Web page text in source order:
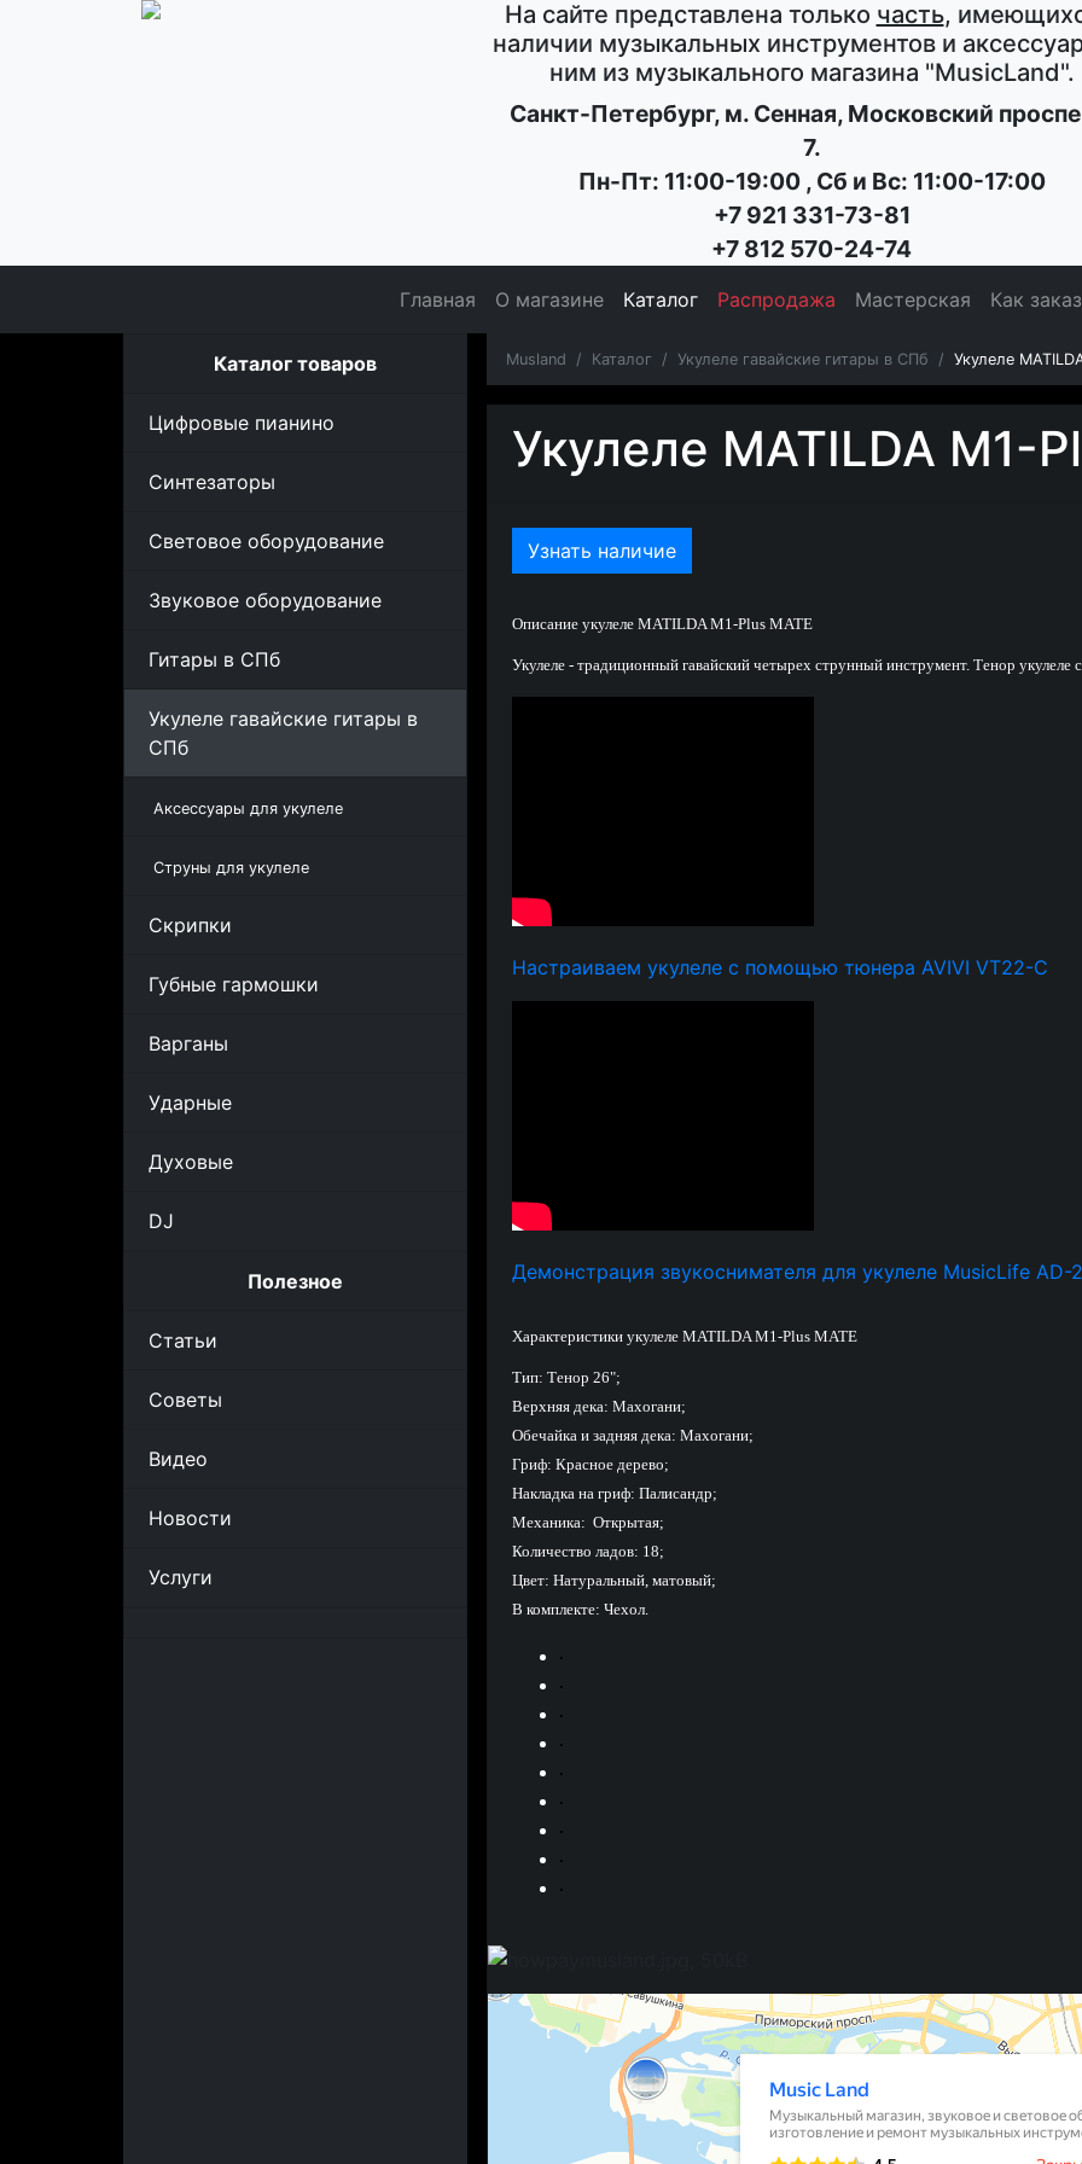
На сайте представлена только часть,
наличии музыкальных инструментов и
ним из музыкального магазина "MusicLand".
Санкт-Петербург, м. Сенная, Московский
7.
Пн-Пт: 11:00-19:00 , Сб и Вс: 11:00-17:00
+7 921 331-73-81
+7 812 570-24-74
Главная О магазине Каталог Распродажа Мастерская Как
Каталог товаров
Цифровые пианино
Синтезаторы
Световое оборудование
Звуковое оборудование
Гитары в СПб
Укулеле гавайские гитары в
СПб
Аксессуары для укулеле
Струны для укулеле
Скрипки
Губные гармошки
Варганы
Ударные
Духовые
DJ
Полезное
Статьи
Советы
Видео
Новости
Услуги
Musland Каталог Укулеле гавайские гитары в СПб Укулеле
Укулеле MATILDA M1-
Узнать наличие
Описание укулеле MATILDA M1-Plus MATE
Укулеле - традиционный гавайский четырех струнный инструмент. Тенор укулеле
Настраиваем укулеле с помощью тюнера AVIVI VT22-C
Демонстрация звукоснимателя для укулеле MusicLife AD-
Характеристики укулеле MATILDA M1-Plus MATE
Тип: Тенор 26";
Верхняя дека: Махогани;
Обечайка и задняя дека: Махогани;
Гриф: Красное дерево;
Накладка на гриф: Палисандр;
Механика: Открытая;
Количество ладов: 18;
Цвет: Натуральный, матовый;
В комплекте: Чехол.